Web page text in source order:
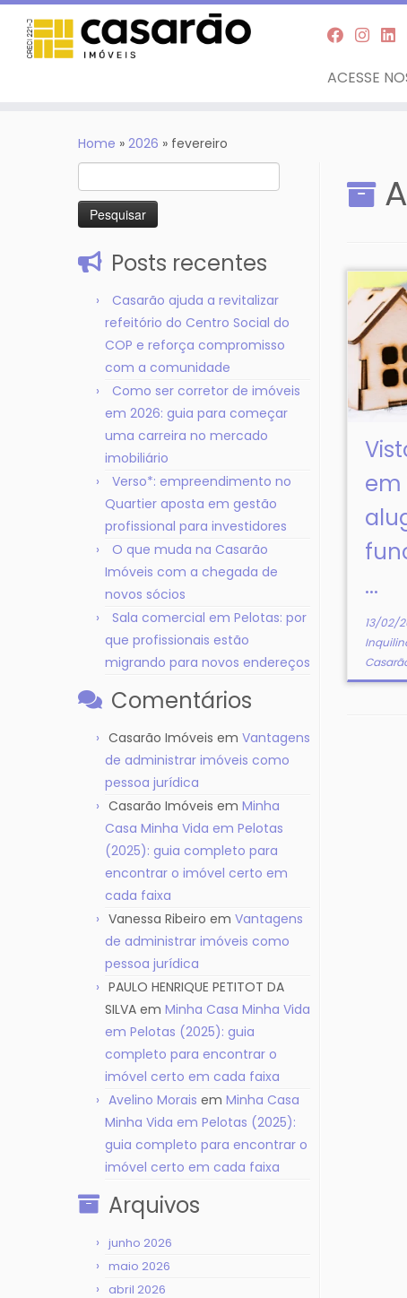
ACESSE
Home » 2026 » fevereiro
por:
Posts recentes
Casarão ajuda a revitalizar
refeitório do Centro Social do
COP e reforça compromisso
com a comunidade
Como ser corretor de imóveis
em 2026: guia para começar
uma carreira no mercado
imobiliário
Verso*: empreendimento no
Quartier aposta em gestão
profissional para investidores
O que muda na Casarão
Imóveis com a chegada de
novos sócios
Sala comercial em Pelotas: por
que profissionais estão
migrando para novos endereços
Comentários
Casarão Imóveis em Vantagens
de administrar imóveis como
pessoa jurídica
Casarão Imóveis em Minha
Casa Minha Vida em Pelotas
(2025): guia completo para
encontrar o imóvel certo em
cada faixa
Vanessa Ribeiro em Vantagens
de administrar imóveis como
pessoa jurídica
PAULO HENRIQUE PETITOT DA
SILVA em Minha Casa Minha Vida
em Pelotas (2025): guia
completo para encontrar o
imóvel certo em cada faixa
Avelino Morais em Minha Casa
Minha Vida em Pelotas (2025):
guia completo para encontrar o
imóvel certo em cada faixa
Arquivos
junho 2026
maio 2026
abril 2026
em
...
13/02/